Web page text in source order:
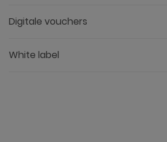
Digitale vouchers
White label